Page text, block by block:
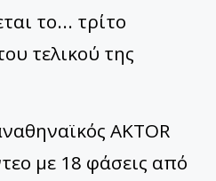
το... τρίτο
τελικού της
AKTOR
με 18 φάσεις από